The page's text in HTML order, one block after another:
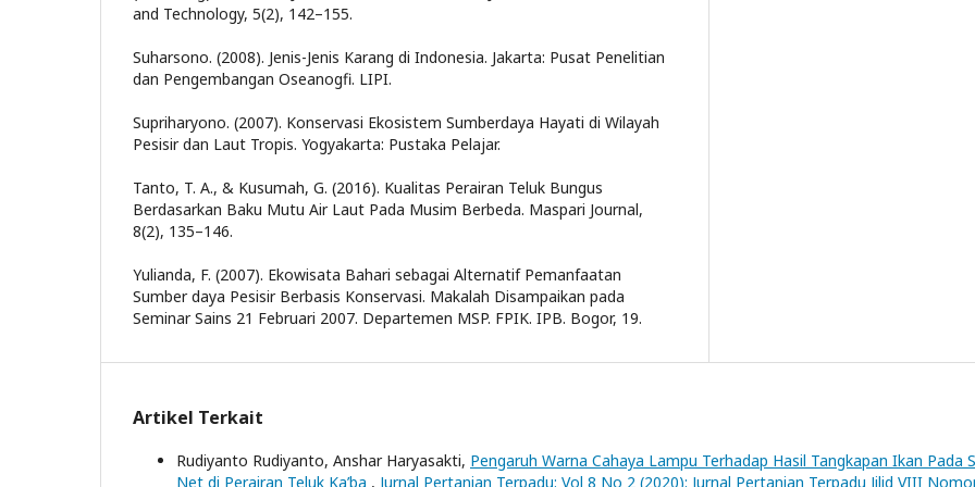
and Technology, 5(2), 142–155.
Suharsono. (2008). Jenis-Jenis Karang di Indonesia. Jakarta: Pusat Penelitian
dan Pengembangan Oseanogfi. LIPI.
Supriharyono. (2007). Konservasi Ekosistem Sumberdaya Hayati di Wilayah
Pesisir dan Laut Tropis. Yogyakarta: Pustaka Pelajar.
Tanto, T. A., & Kusumah, G. (2016). Kualitas Perairan Teluk Bungus
Berdasarkan Baku Mutu Air Laut Pada Musim Berbeda. Maspari Journal,
8(2), 135–146.
Yulianda, F. (2007). Ekowisata Bahari sebagai Alternatif Pemanfaatan
Sumber daya Pesisir Berbasis Konservasi. Makalah Disampaikan pada
Seminar Sains 21 Februari 2007. Departemen MSP. FPIK. IPB. Bogor, 19.
Artikel Terkait
Rudiyanto Rudiyanto, Anshar Haryasakti, Pengaruh Warna Cahaya Lampu Terhadap Hasil Tangkapan Ikan Pada
Net di Perairan Teluk Ka’ba , Jurnal Pertanian Terpadu: Vol 8 No 2 (2020): Jurnal Pertanian Terpadu Jilid VIII